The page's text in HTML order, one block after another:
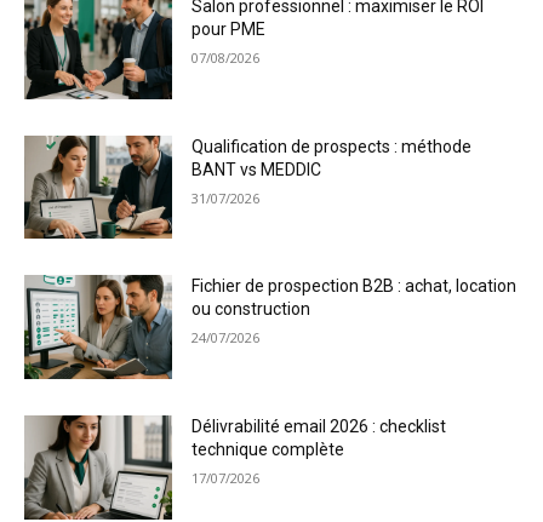
Salon professionnel : maximiser le ROI
pour PME
07/08/2026
Qualification de prospects : méthode
BANT vs MEDDIC
31/07/2026
Fichier de prospection B2B : achat, location
ou construction
24/07/2026
Délivrabilité email 2026 : checklist
technique complète
17/07/2026